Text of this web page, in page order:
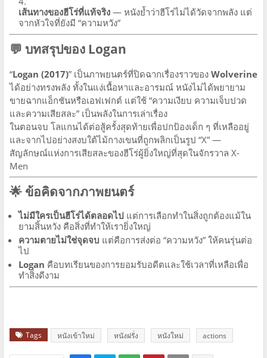
เส้นทางของฮีโร่ที่แท้จริง — หนังย้ำว่าฮีโร่ไม่ได้วัดจากพลัง แต่
จากหัวใจที่ยังมี “ความหวัง”
💬 บทสรุปของ Logan
“Logan (2017)” เป็นภาพยนตร์ที่ปิดฉากเรื่องราวของ Wolverine
ได้อย่างทรงพลัง ทั้งในแง่เนื้อหาและอารมณ์ หนังไม่ได้พยายาม
ขายฉากแอ็กชันหรือเอฟเฟกต์ แต่ใช้ “ความเงียบ ความเจ็บปวด
และความเสียสละ” เป็นพลังในการเล่าเรื่อง
ในตอนจบ โลแกนได้ต่อสู้ครั้งสุดท้ายเพื่อปกป้องเด็ก ๆ ที่เหลืออยู่
และจากไปอย่างสงบใต้ไม้กางเขนที่ถูกพลิกเป็นรูป “X” —
สัญลักษณ์แห่งการเสียสละของฮีโร่ผู้ยิ่งใหญ่ที่สุดในจักรวาล X-
Men
🌟 ข้อคิดจากภาพยนตร์
ไม่มีใครเป็นฮีโร่ได้ตลอดไป แต่การเลือกทำในสิ่งถูกต้องแม้ใน
ยามสิ้นหวัง คือสิ่งที่ทำให้เรายิ่งใหญ่
ความตายไม่ใช่จุดจบ แต่คือการส่งต่อ “ความหวัง” ให้คนรุ่นต่อ
ไป
Logan คือบทเรียนของการยอมรับอดีตและใช้เวลาที่เหลือเพื่อ
ทำสิ่งดีงาม
Tags หนังเข้าใหม่ หนังฝรั่ง หนังใหม่ actions